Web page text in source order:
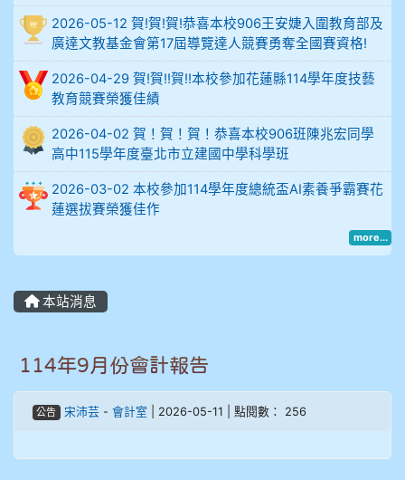
例
906陳兆宏 5A10+ 作文5
912余 嘉 5A10+
914謝佩臻 5A10+
902蘇奕愷
905蔣昇和
905周沛蓉
905鄭瑀安
906江彥臻
2026-05-12 賀!賀!賀!恭喜本校906王安婕入圍教育部及
廣達文教基金會第17屆導覽達人競賽勇奪全國賽資格!
2026-04-29 賀!賀!!賀!!本校參加花蓮縣114學年度技藝
教育競賽榮獲佳績
2026-04-02 賀！賀！賀！恭喜本校906班陳兆宏同學
高中115學年度臺北市立建國中學科學班
2026-03-02 本校參加114學年度總統盃AI素養爭霸賽花
蓮選拔賽榮獲佳作
more...
本站消息
114年9月份會計報告
公告 宋沛芸- 會計室 | 2026-05-11 | 點閱數： 256